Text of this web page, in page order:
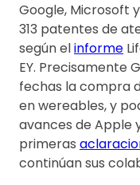
Google, Microsoft
313 patentes de
según elinforme
EY. Precisamente
fechas la compra
en wereables, y
avances de Apple
primeras
continúan sus